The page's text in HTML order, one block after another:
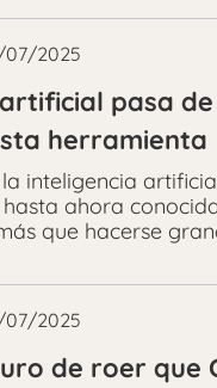
2025
pasa
herramienta
la inteligencia
ahora
que hacerse
2025
de roer